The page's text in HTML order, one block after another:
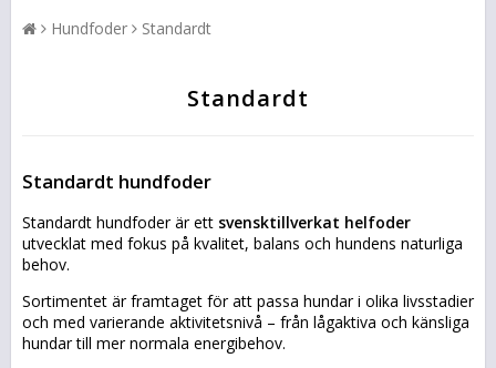
Hundfoder Standardt
Standardt
Standardt hundfoder
Standardt hundfoder är ett svensktillverkat helfoder
utvecklat med fokus på kvalitet, balans och hundens naturliga
behov.
Sortimentet är framtaget för att passa hundar i olika livsstadier
och med varierande aktivitetsnivå – från lågaktiva och känsliga
hundar till mer normala energibehov.